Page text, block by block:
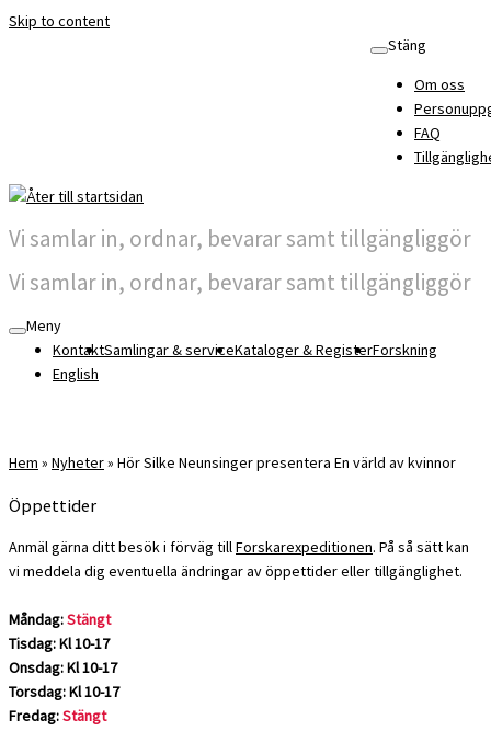
Skip to content
Stäng
Om oss
FAQ
Vi samlar in, ordnar, bevarar samt tillgängliggör
Vi samlar in, ordnar, bevarar samt tillgängliggör
Meny
KontaktSamlingar & serviceKataloger & RegisterForskning
English
Hem » Nyheter» Hör Silke Neunsinger presentera En värld av kvinnor
Öppettider
Anmäl gärna ditt besök i förväg tillForskarexpeditionen. På så sätt kan
vi meddela dig eventuella ändringar av öppettider eller tillgänglighet.
Måndag:Stängt
Tisdag: Kl 10-17
Onsdag: Kl 10-17
Torsdag: Kl 10-17
Fredag:Stängt